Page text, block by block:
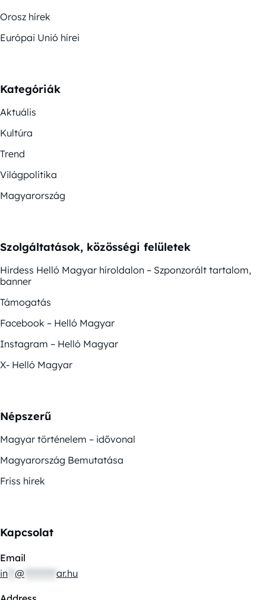
Orosz hírek
Európai Unió hírei
Kategóriák
Aktuális
Kultúra
Trend
Világpolitika
Magyarország
Szolgáltatások, közösségi felületek
Hirdess Helló Magyar híroldalon – Szponzorált tartalom,
banner
Támogatás
Facebook – Helló Magyar
Instagram – Helló Magyar
X- Helló Magyar
Népszerű
Magyar történelem – idővonal
Magyarország Bemutatása
Friss hírek
Kapcsolat
Email
in @ ar.hu